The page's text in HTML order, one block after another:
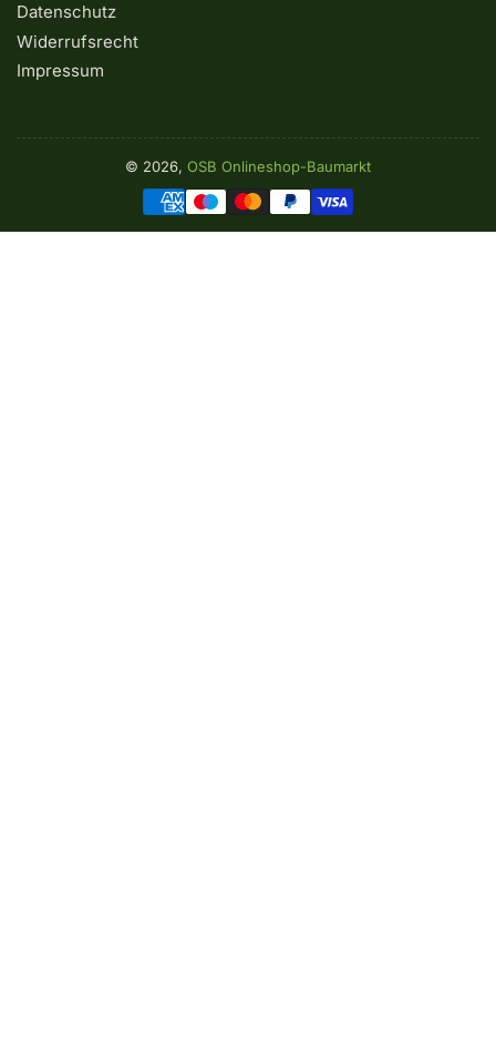
Datenschutz
Widerrufsrecht
Impressum
© 2026, OSB Onlineshop-Baumarkt
Zahlungsmethoden